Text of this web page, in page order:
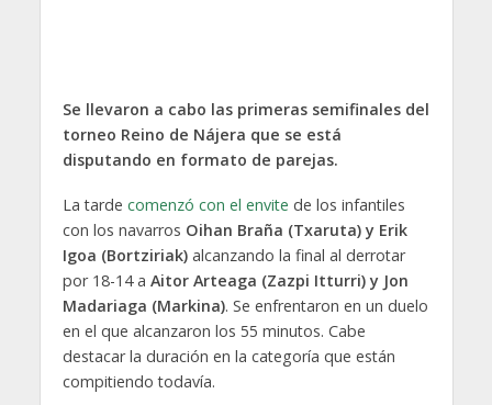
Se llevaron a cabo las primeras semifinales del
torneo Reino de Nájera que se está
disputando en formato de parejas.
La tarde comenzó con el envite de los infantiles
con los navarros Oihan Braña (Txaruta) y Erik
Igoa (Bortziriak)alcanzando la final al derrotar
por 18-14 a Aitor Arteaga (Zazpi Itturri) y Jon
Madariaga (Markina). Se enfrentaron en un duelo
en el que alcanzaron los 55 minutos. Cabe
destacar la duración en la categoría que están
compitiendo todavía.